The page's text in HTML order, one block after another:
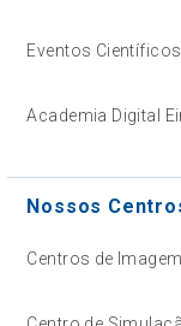
Eventos Científicos
Academia Digital
Nossos
Centros de Imagem